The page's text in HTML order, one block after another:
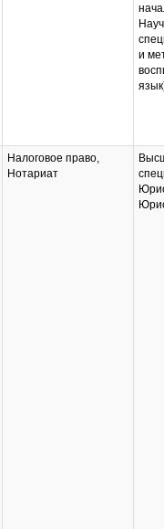
и
Налоговое право,
Нотариат